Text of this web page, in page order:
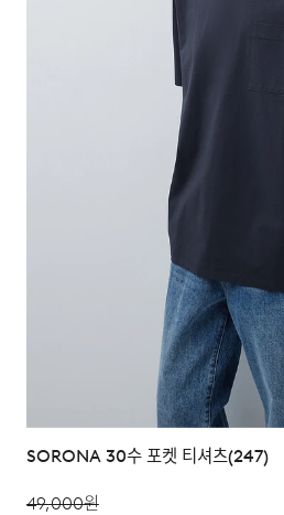
SORONA 30수 포켓 티셔츠(247)
49,000원